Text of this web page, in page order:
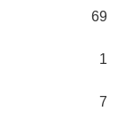
69
1
7